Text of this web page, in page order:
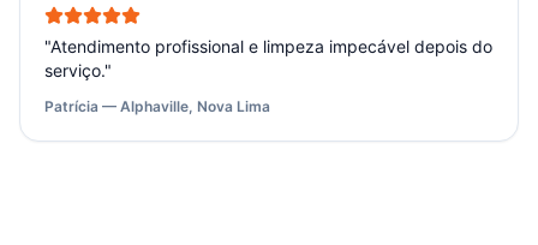
"Atendimento profissional e limpeza impecável depois do
serviço."
Patrícia — Alphaville, Nova Lima